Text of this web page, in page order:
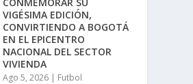
/
b
VIGÉSIMA EDICIÓN,
CONVIRTIENDO A BOGOTÁ
EN EL EPICENTRO
NACIONAL DEL SECTOR
VIVIENDA
Ago 5, 2026 | Futbol